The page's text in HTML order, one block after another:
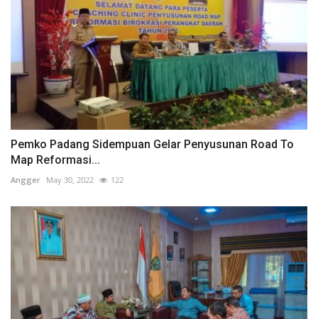
Pemko Padang Sidempuan Gelar Penyusunan Road To
Map Reformasi...
Angger May 30, 2022 122